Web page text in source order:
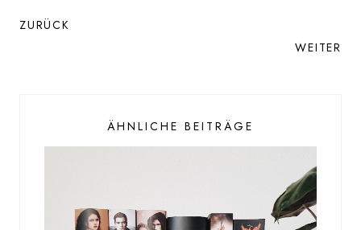
ZURÜCK
WEITER
ÄHNLICHE BEITRÄGE